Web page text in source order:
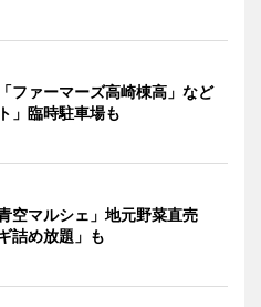
ファーマーズ高崎棟高」など
」臨時駐車場も
空マルシェ」地元野菜直売
詰め放題」も